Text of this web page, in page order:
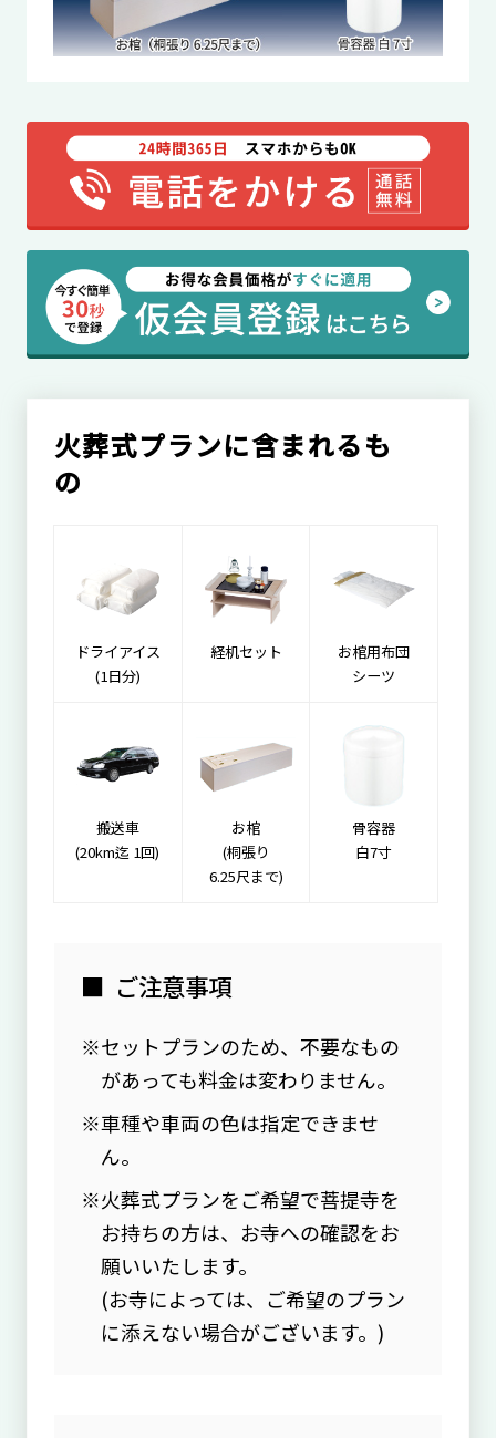
火葬式プランに含まれるも
の
ドライアイス
(1日分)
経机セット
お棺用布団
シーツ
搬送車
(20km迄 1回)
お棺
(桐張り
6.25尺まで)
骨容器
白7寸
ご注意事項
セットプランのため、不要なもの
があっても料金は変わりません。
車種や車両の色は指定できませ
ん。
火葬式プランをご希望で菩提寺を
お持ちの方は、お寺への確認をお
願いいたします。
(お寺によっては、ご希望のプラン
に添えない場合がございます。)